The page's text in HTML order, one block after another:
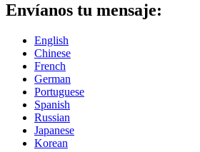
Envíanos tu mensaje:
English
Chinese
French
German
Portuguese
Spanish
Russian
Japanese
Korean